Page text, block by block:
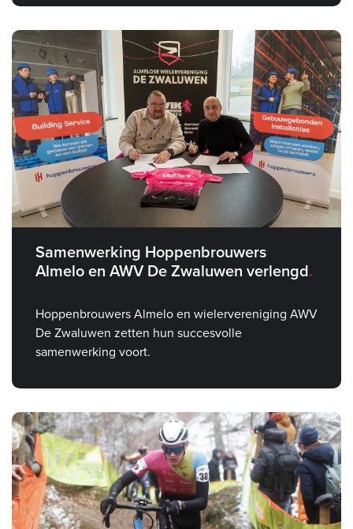
Samenwerking Hoppenbrouwers
Almelo en AWV De Zwaluwen verlengd
Hoppenbrouwers Almelo en wielervereniging AWV
De Zwaluwen zetten hun succesvolle
samenwerking voort.